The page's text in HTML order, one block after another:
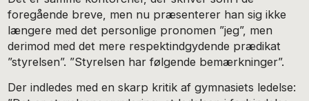
foregående breve, men nu præsenterer han sig ikke
længere med det personlige pronomen ”jeg”, men
derimod med det mere respektindgydende prædikat
”styrelsen”. ”Styrelsen har følgende bemærkninger”.
Der indledes med en skarp kritik af gymnasiets ledelse: